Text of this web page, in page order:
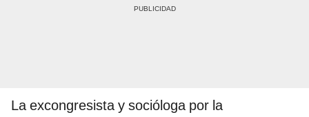
La excongresista y socióloga por la